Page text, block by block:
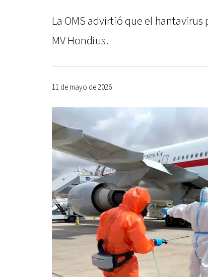
La OMS advirtió que el
MV Hondius.
11 de mayo de 2026